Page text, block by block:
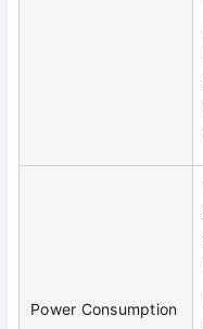
Power Consumption